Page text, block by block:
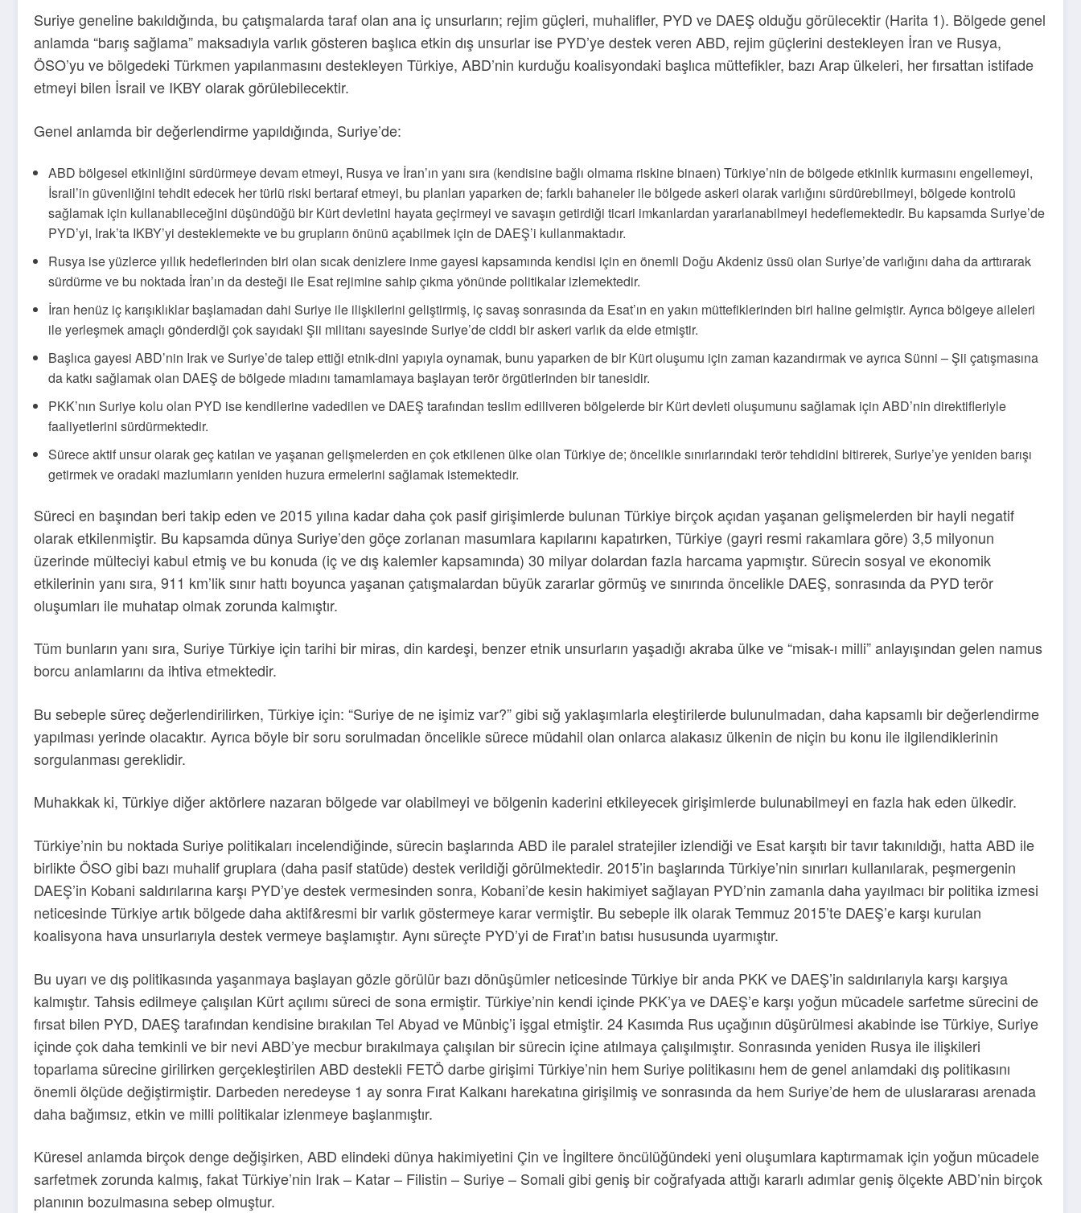
Suriye geneline bakıldığında, bu çatışmalarda taraf olan ana iç unsurların; rejim güçleri, muhalifler, PYD ve DAEŞ olduğu görülecektir (Harita 1). Bölgede genel
anlamda “barış sağlama” maksadıyla varlık gösteren başlıca etkin dış unsurlar ise PYD’ye destek veren ABD, rejim güçlerini destekleyen İran ve Rusya,
ÖSO’yu ve bölgedeki Türkmen yapılanmasını destekleyen Türkiye, ABD’nin kurduğu koalisyondaki başlıca müttefikler, bazı Arap ülkeleri, her fırsattan istifade
etmeyi bilen İsrail ve IKBY olarak görülebilecektir.
Genel anlamda bir değerlendirme yapıldığında, Suriye’de:
ABD bölgesel etkinliğini sürdürmeye devam etmeyi, Rusya ve İran’ın yanı sıra (kendisine bağlı olmama riskine binaen) Türkiye’nin de bölgede etkinlik kurmasını engellemeyi,
İsrail’in güvenliğini tehdit edecek her türlü riski bertaraf etmeyi, bu planları yaparken de; farklı bahaneler ile bölgede askeri olarak varlığını sürdürebilmeyi, bölgede kontrolü
sağlamak için kullanabileceğini düşündüğü bir Kürt devletini hayata geçirmeyi ve savaşın getirdiği ticari imkanlardan yararlanabilmeyi hedeflemektedir. Bu kapsamda Suriye’de
PYD’yi, Irak’ta IKBY’yi desteklemekte ve bu grupların önünü açabilmek için de DAEŞ’i kullanmaktadır.
Rusya ise yüzlerce yıllık hedeflerinden biri olan sıcak denizlere inme gayesi kapsamında kendisi için en önemli Doğu Akdeniz üssü olan Suriye’de varlığını daha da arttırarak
sürdürme ve bu noktada İran’ın da desteği ile Esat rejimine sahip çıkma yönünde politikalar izlemektedir.
İran henüz iç karışıklıklar başlamadan dahi Suriye ile ilişkilerini geliştirmiş, iç savaş sonrasında da Esat’ın en yakın müttefiklerinden biri haline gelmiştir. Ayrıca bölgeye aileleri
ile yerleşmek amaçlı gönderdiği çok sayıdaki Şii militanı sayesinde Suriye’de ciddi bir askeri varlık da elde etmiştir.
Başlıca gayesi ABD’nin Irak ve Suriye’de talep ettiği etnik-dini yapıyla oynamak, bunu yaparken de bir Kürt oluşumu için zaman kazandırmak ve ayrıca Sünni – Şii çatışmasına
da katkı sağlamak olan DAEŞ de bölgede miadını tamamlamaya başlayan terör örgütlerinden bir tanesidir.
PKK’nın Suriye kolu olan PYD ise kendilerine vadedilen ve DAEŞ tarafından teslim ediliveren bölgelerde bir Kürt devleti oluşumunu sağlamak için ABD’nin direktifleriyle
faaliyetlerini sürdürmektedir.
Sürece aktif unsur olarak geç katılan ve yaşanan gelişmelerden en çok etkilenen ülke olan Türkiye de; öncelikle sınırlarındaki terör tehdidini bitirerek, Suriye’ye yeniden barışı
getirmek ve oradaki mazlumların yeniden huzura ermelerini sağlamak istemektedir.
Süreci en başından beri takip eden ve 2015 yılına kadar daha çok pasif girişimlerde bulunan Türkiye birçok açıdan yaşanan gelişmelerden bir hayli negatif
olarak etkilenmiştir. Bu kapsamda dünya Suriye’den göçe zorlanan masumlara kapılarını kapatırken, Türkiye (gayri resmi rakamlara göre) 3,5 milyonun
üzerinde mülteciyi kabul etmiş ve bu konuda (iç ve dış kalemler kapsamında) 30 milyar dolardan fazla harcama yapmıştır. Sürecin sosyal ve ekonomik
etkilerinin yanı sıra, 911 km’lik sınır hattı boyunca yaşanan çatışmalardan büyük zararlar görmüş ve sınırında öncelikle DAEŞ, sonrasında da PYD terör
oluşumları ile muhatap olmak zorunda kalmıştır.
Tüm bunların yanı sıra, Suriye Türkiye için tarihi bir miras, din kardeşi, benzer etnik unsurların yaşadığı akraba ülke ve “misak-ı milli” anlayışından gelen namus
borcu anlamlarını da ihtiva etmektedir.
Bu sebeple süreç değerlendirilirken, Türkiye için: “Suriye de ne işimiz var?” gibi sığ yaklaşımlarla eleştirilerde bulunulmadan, daha kapsamlı bir değerlendirme
yapılması yerinde olacaktır. Ayrıca böyle bir soru sorulmadan öncelikle sürece müdahil olan onlarca alakasız ülkenin de niçin bu konu ile ilgilendiklerinin
sorgulanması gereklidir.
Muhakkak ki, Türkiye diğer aktörlere nazaran bölgede var olabilmeyi ve bölgenin kaderini etkileyecek girişimlerde bulunabilmeyi en fazla hak eden ülkedir.
Türkiye’nin bu noktada Suriye politikaları incelendiğinde, sürecin başlarında ABD ile paralel stratejiler izlendiği ve Esat karşıtı bir tavır takınıldığı, hatta ABD ile
birlikte ÖSO gibi bazı muhalif gruplara (daha pasif statüde) destek verildiği görülmektedir. 2015’in başlarında Türkiye’nin sınırları kullanılarak, peşmergenin
DAEŞ’in Kobani saldırılarına karşı PYD’ye destek vermesinden sonra, Kobani’de kesin hakimiyet sağlayan PYD’nin zamanla daha yayılmacı bir politika izmesi
neticesinde Türkiye artık bölgede daha aktif&resmi bir varlık göstermeye karar vermiştir. Bu sebeple ilk olarak Temmuz 2015’te DAEŞ’e karşı kurulan
koalisyona hava unsurlarıyla destek vermeye başlamıştır. Aynı süreçte PYD’yi de Fırat’ın batısı hususunda uyarmıştır.
Bu uyarı ve dış politikasında yaşanmaya başlayan gözle görülür bazı dönüşümler neticesinde Türkiye bir anda PKK ve DAEŞ’in saldırılarıyla karşı karşıya
kalmıştır. Tahsis edilmeye çalışılan Kürt açılımı süreci de sona ermiştir. Türkiye’nin kendi içinde PKK’ya ve DAEŞ’e karşı yoğun mücadele sarfetme sürecini de
fırsat bilen PYD, DAEŞ tarafından kendisine bırakılan Tel Abyad ve Münbiç’i işgal etmiştir. 24 Kasımda Rus uçağının düşürülmesi akabinde ise Türkiye, Suriye
içinde çok daha temkinli ve bir nevi ABD’ye mecbur bırakılmaya çalışılan bir sürecin içine atılmaya çalışılmıştır. Sonrasında yeniden Rusya ile ilişkileri
toparlama sürecine girilirken gerçekleştirilen ABD destekli FETÖ darbe girişimi Türkiye’nin hem Suriye politikasını hem de genel anlamdaki dış politikasını
önemli ölçüde değiştirmiştir. Darbeden neredeyse 1 ay sonra Fırat Kalkanı harekatına girişilmiş ve sonrasında da hem Suriye’de hem de uluslararası arenada
daha bağımsız, etkin ve milli politikalar izlenmeye başlanmıştır.
Küresel anlamda birçok denge değişirken, ABD elindeki dünya hakimiyetini Çin ve İngiltere öncülüğündeki yeni oluşumlara kaptırmamak için yoğun mücadele
sarfetmek zorunda kalmış, fakat Türkiye’nin Irak – Katar – Filistin – Suriye – Somali gibi geniş bir coğrafyada attığı kararlı adımlar geniş ölçekte ABD’nin birçok
planının bozulmasına sebep olmuştur.